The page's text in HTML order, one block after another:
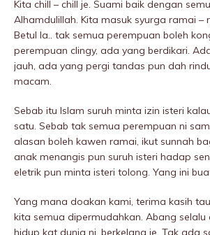
Kita chill – chill je. Suami baik dengan
Alhamdulillah. Kita masuk syurga ramai –
Betul la.. tak semua perempuan boleh
perempuan clingy, ada yang berdikari.
jauh, ada yang pergi tandas pun dah
macam.
Sebab itu Islam suruh minta izin isteri
satu. Sebab tak semua perempuan ni
alasan boleh kawen ramai, ikut sunnah
anak menangis pun suruh isteri hadap
eletrik pun minta isteri tolong. Yang ini
Yang mana doakan kami, terima kasih
kita semua dipermudahkan. Abang selalu
hidup kat dunia ni, berkelana je. Tak ada